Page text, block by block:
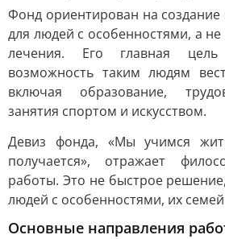
Фонд ориентирован на
для людей с особенностями, а не
лечения. Его главная
возможность таким людям
включая образование,
занятия спортом и искусством.
Девиз фонда, «Мы учимся
получается», отражает
работы. Это не быстрое
людей с особенностями, их
Основные направления